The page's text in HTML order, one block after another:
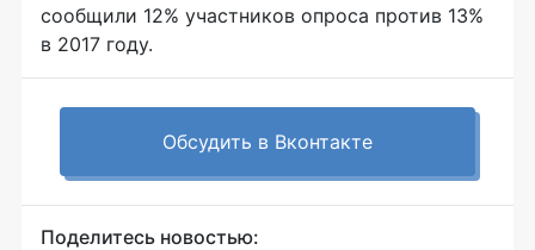
сообщили 12% участников опроса против 13%
в 2017 году.
Обсудить в Вконтакте
Поделитесь новостью: